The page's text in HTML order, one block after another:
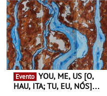
Antiga primeira-ministra da
Finlândia é a convidada da
primeira edição do novo
ciclo de debates dedicado
aos grandes temas do
nosso tempo
Evento
HAU, ITA; TU, EU, NÓS]